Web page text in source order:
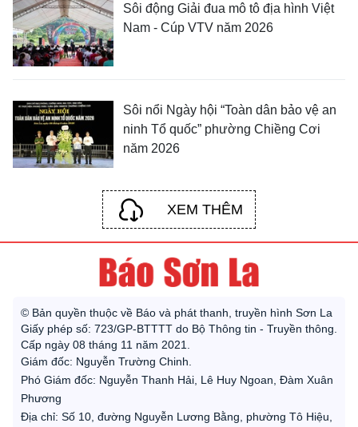
Sôi động Giải đua mô tô địa hình Việt
Nam - Cúp VTV năm 2026
Sôi nổi Ngày hội “Toàn dân bảo vệ an
ninh Tổ quốc” phường Chiềng Cơi
năm 2026
XEM THÊM
© Bản quyền thuộc về Báo và phát thanh, truyền hình Sơn La
Giấy phép số: 723/GP-BTTTT do Bộ Thông tin - Truyền thông.
Cấp ngày 08 tháng 11 năm 2021.
Giám đốc: Nguyễn Trường Chinh.
Phó Giám đốc: Nguyễn Thanh Hải, Lê Huy Ngoan, Đàm Xuân
Phương
Địa chỉ: Số 10, đường Nguyễn Lương Bằng, phường Tô Hiệu,